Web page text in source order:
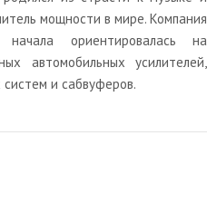
мощности в мире. Компания
ориентировалась на
автомобильных усилителей,
систем и сабвуферов.